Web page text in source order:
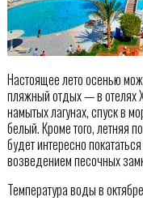
Настоящее лето осенью
пляжный отдых — в отелях
намытых лагунах, спуск в
белый. Кроме того, летняя
будет интересно
возведением песочных
Температура воды в